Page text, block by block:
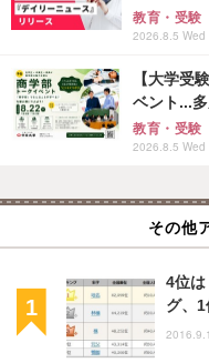
教育・受験
2026.8.5 Wed
【大学受
ベント...
教育・受験
2026.8.5 Wed
その他
4位は
グ、